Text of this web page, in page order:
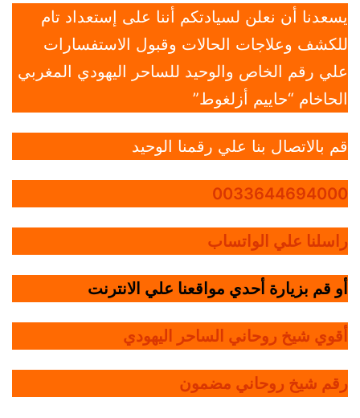
يسعدنا أن نعلن لسيادتكم أننا على إستعداد تام
للكشف وعلاجات الحالات وقبول الاستفسارات
علي رقم الخاص والوحيد للساحر اليهودي المغربي
الحاخام “حاييم أزلغوط”
قم بالاتصال بنا علي رقمنا الوحيد
0033644694000
راسلنا علي الواتساب
أو قم بزيارة أحدي مواقعنا علي الانترنت
أقوي شيخ روحاني الساحر اليهودي
رقم شيخ روحاني مضمون